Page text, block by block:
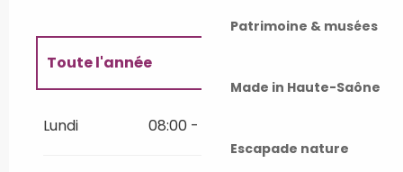
Patrimoine & musées
Made in Haute-Saône
Escapade nature
Toute l'année
Toute l'année 2027
Lundi 08:00 - 20:00